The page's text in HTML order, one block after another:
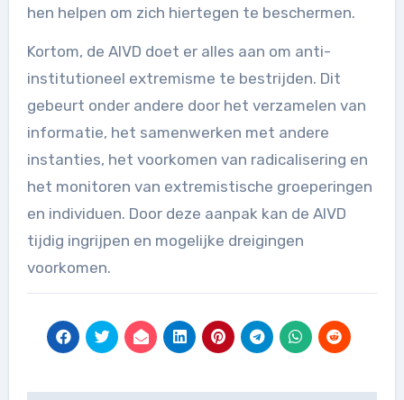
hen helpen om zich hiertegen te beschermen.
Kortom, de AIVD doet er alles aan om anti-
institutioneel extremisme te bestrijden. Dit
gebeurt onder andere door het verzamelen van
informatie, het samenwerken met andere
instanties, het voorkomen van radicalisering en
het monitoren van extremistische groeperingen
en individuen. Door deze aanpak kan de AIVD
tijdig ingrijpen en mogelijke dreigingen
voorkomen.